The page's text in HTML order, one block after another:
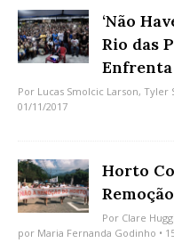
‘Não
Rio das
Por Lucas Smolcic Larson, Tyler
01/11/2017
Horto
Por Clare
por Maria Fernanda Godinho •